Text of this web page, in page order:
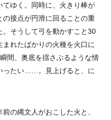
ゆく。同時に、火きり棒が
の接点が円滑に回ることの重
そうして弓を動かすこと30
れたばかりの火種を火口に
、奥底を揺さぶるような情
ったい……。見上げると、に
の縄文人がおこした火と、